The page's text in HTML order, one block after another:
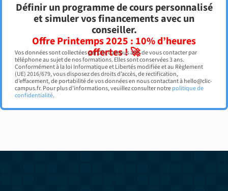
Définir un programme de cours personnalisé
et simuler vos financements avec un
conseiller.
Offre Printemps 2025 : 10% d’heures
offertes ! 🚀
Vos données sont collectées par Clic Campus afin de vous contacter par
téléphone au sujet de nos formations. Elles sont conservées 3 ans.
Conformément à la loi Informatique et Libertés modifiée et au Règlement
(UE) 2016/679, vous disposez des droits d’accès, de rectification,
d’effacement, de portabilité de vos données en nous contactant à hello@clic-
campus.fr. Pour plus d’informations, veuillez consulter notrepolitique de
confidentialité.